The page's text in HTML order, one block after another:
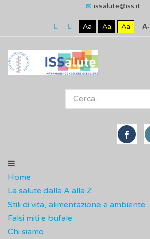
issalute@iss.it
Aa Aa Aa A-
Home
La salute dalla A alla Z
Stili di vita, alimentazione e ambiente
Falsi miti e bufale
Chi siamo